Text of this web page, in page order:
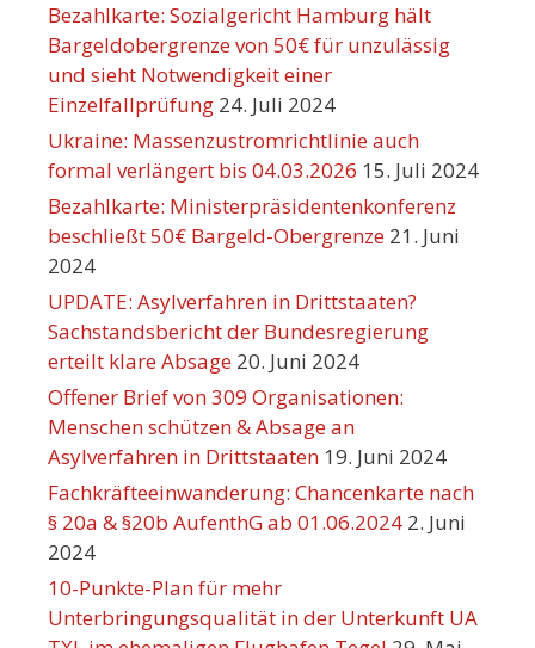
Bezahlkarte: Sozialgericht Hamburg hält
Bargeldobergrenze von 50€ für unzulässig
und sieht Notwendigkeit einer
Einzelfallprüfung 24. Juli 2024
Ukraine: Massenzustromrichtlinie auch
formal verlängert bis 04.03.2026 15. Juli 2024
Bezahlkarte: Ministerpräsidentenkonferenz
beschließt 50€ Bargeld-Obergrenze 21. Juni
2024
UPDATE: Asylverfahren in Drittstaaten?
Sachstandsbericht der Bundesregierung
erteilt klare Absage 20. Juni 2024
Offener Brief von 309 Organisationen:
Menschen schützen & Absage an
Asylverfahren in Drittstaaten 19. Juni 2024
Fachkräfteeinwanderung: Chancenkarte nach
§ 20a & §20b AufenthG ab 01.06.2024 2. Juni
2024
10-Punkte-Plan für mehr
Unterbringungsqualität in der Unterkunft UA